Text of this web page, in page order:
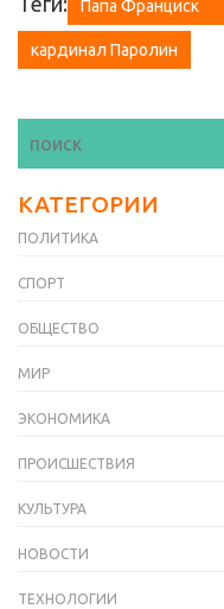
Папа Франциск
кардинал Паролин
КАТЕГОРИИ
ПОЛИТИКА
СПОРТ
ОБЩЕСТВО
МИР
ЭКОНОМИКА
ПРОИСШЕСТВИЯ
КУЛЬТУРА
НОВОСТИ
ТЕХНОЛОГИИ